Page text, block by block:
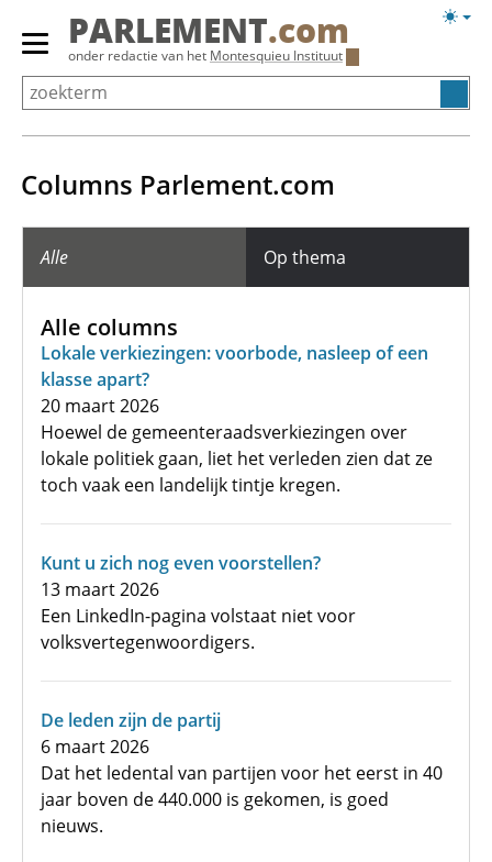
Overslaan
Primair
menu
tonen/verbergen
PARLEMENT.com
onder redactie van het Montesquieu Instituut
Columns Parlement.com
Alle Op thema
Alle columns
Lokale verkiezingen: voorbode, nasleep of een
klasse apart?
20 maart 2026
Hoewel de gemeenteraadsverkiezingen over
lokale politiek gaan, liet het verleden zien dat ze
toch vaak een landelijk tintje kregen.
Kunt u zich nog even voorstellen?
13 maart 2026
Een LinkedIn-pagina volstaat niet voor
volksvertegenwoordigers.
De leden zijn de partij
6 maart 2026
Dat het ledental van partijen voor het eerst in 40
jaar boven de 440.000 is gekomen, is goed
nieuws.